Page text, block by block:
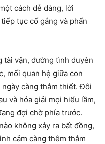
cách dễ dàng, lời
tục cố gắng và phấn
tài vận, đường tình duyên
mối quan hệ giữa con
càng thắm thiết. Đôi
và hóa giải mọi hiểu lầm,
đợi chờ phía trước.
không xảy ra bất đồng,
cảm càng thêm thắm